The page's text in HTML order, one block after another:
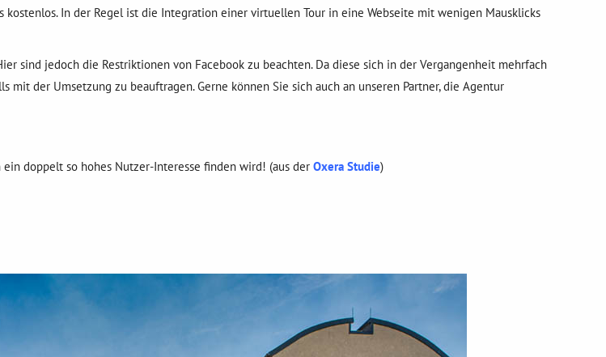
In der Regel ist die Integration einer virtuellen Tour in eine Webseite mit wenigen Mausklicks
sind jedoch die Restriktionen von Facebook zu beachten. Da diese sich in der Vergangenheit mehrfach
der Umsetzung zu beauftragen. Gerne können Sie sich auch an unseren Partner, die Agentur
doppelt so hohes Nutzer-Interesse finden wird! (aus der Oxera Studie)